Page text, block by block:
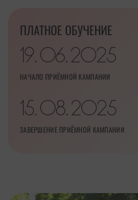
ПЛАТНОЕ ОБУЧЕНИЕ
19 06 2025
НАЧАЛО ПРИЁМНОЙ КАМПАНИИ
15 08 2025
ЗАВЕРШЕНИЕ ПРИЁМНОЙ КАМПАНИИ